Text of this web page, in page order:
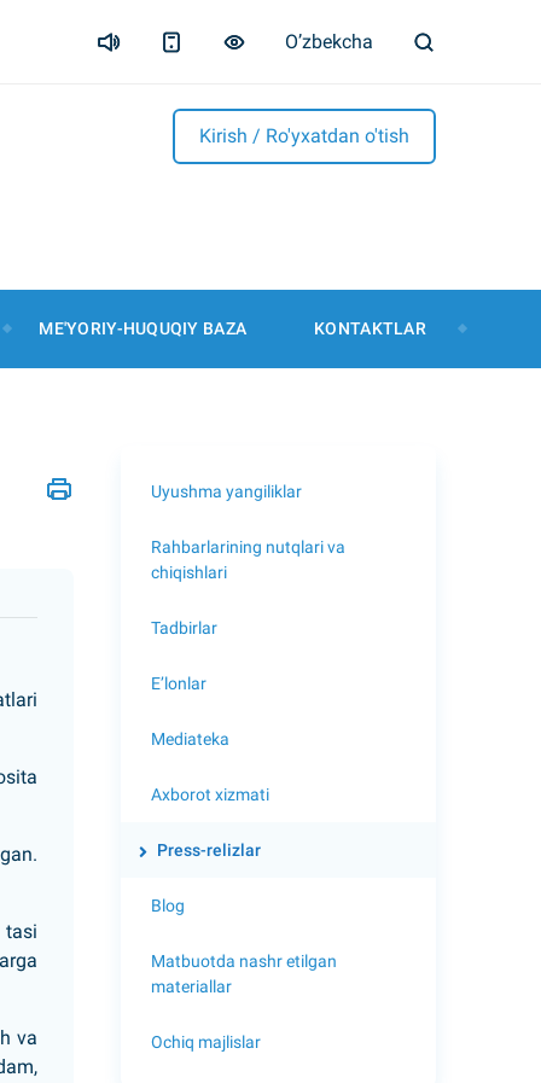
O’zbekcha
Kirish / Ro'yxatdan o'tish
ME'YORIY-HUQUQIY BAZA KONTAKTLAR
tasi
va
Uyushma yangiliklar
Rahbarlarining nutqlari va
chiqishlari
Tadbirlar
E’lonlar
Mediateka
Axborot xizmati
Press-relizlar
Blog
Matbuotda nashr etilgan
materiallar
Ochiq majlislar